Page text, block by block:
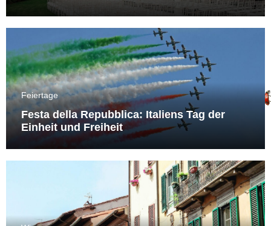
Feiertage
Festa della Repubblica: Italiens Tag der
Einheit und Freiheit